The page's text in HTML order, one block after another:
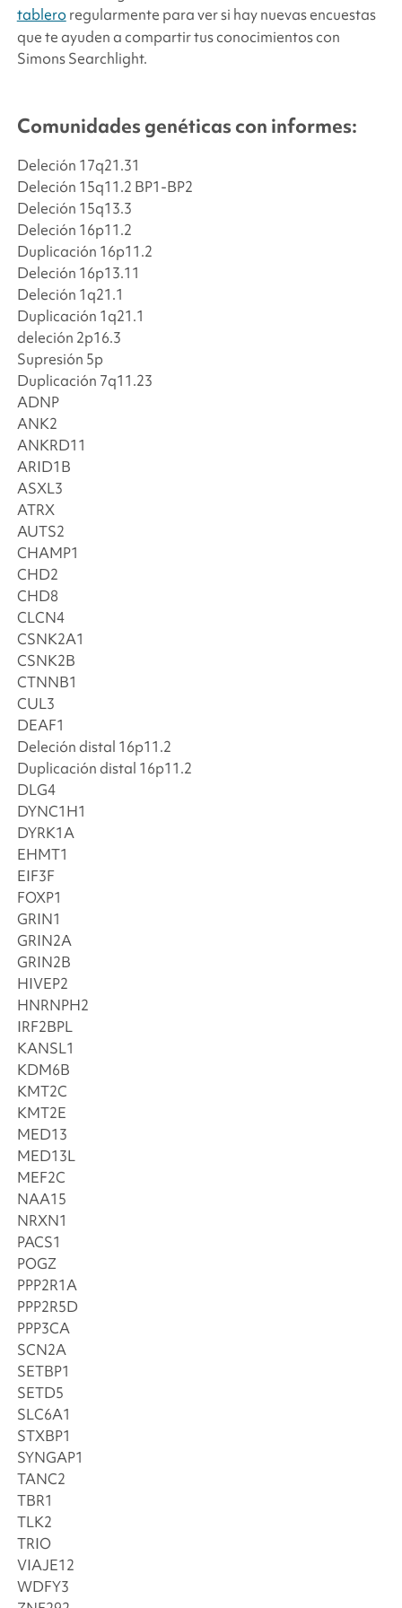
tablero regularmente para ver si hay nuevas encuestas
que te ayuden a compartir tus conocimientos con
Simons Searchlight.
Comunidades genéticas con informes:
Deleción 17q21.31
Deleción 15q11.2 BP1-BP2
Deleción 15q13.3
Deleción 16p11.2
Duplicación 16p11.2
Deleción 16p13.11
Deleción 1q21.1
Duplicación 1q21.1
deleción 2p16.3
Supresión 5p
Duplicación 7q11.23
ADNP
ANK2
ANKRD11
ARID1B
ASXL3
ATRX
AUTS2
CHAMP1
CHD2
CHD8
CLCN4
CSNK2A1
CSNK2B
CTNNB1
CUL3
DEAF1
Deleción distal 16p11.2
Duplicación distal 16p11.2
DLG4
DYNC1H1
DYRK1A
EHMT1
EIF3F
FOXP1
GRIN1
GRIN2A
GRIN2B
HIVEP2
HNRNPH2
IRF2BPL
KANSL1
KDM6B
KMT2C
KMT2E
MED13
MED13L
MEF2C
NAA15
NRXN1
PACS1
POGZ
PPP2R1A
PPP2R5D
PPP3CA
SCN2A
SETBP1
SETD5
SLC6A1
STXBP1
SYNGAP1
TANC2
TBR1
TLK2
TRIO
VIAJE12
WDFY3